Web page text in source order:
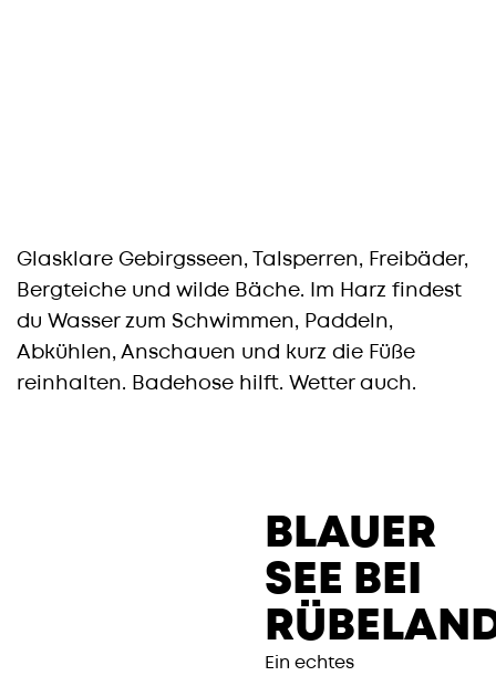
Glasklare Gebirgsseen, Talsperren, Freibäder,
Bergteiche und wilde Bäche. Im Harz findest
du Wasser zum Schwimmen, Paddeln,
Abkühlen, Anschauen und kurz die Füße
reinhalten. Badehose hilft. Wetter auch.
BLAUER
SEE BEI
Ein echtes